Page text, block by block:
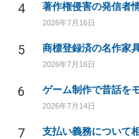
4 著作権侵害の発信者
2026年7月16日
5
2026年7月16日
6
2026年7月14日
7 支払い義務について